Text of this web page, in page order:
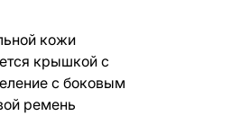
кожи
крышкой с
с боковым
ремень